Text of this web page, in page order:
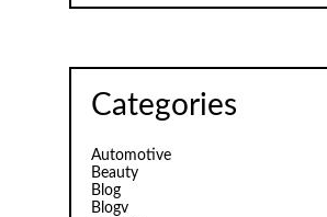
Categories
Automotive
Beauty
Blog
Blogv